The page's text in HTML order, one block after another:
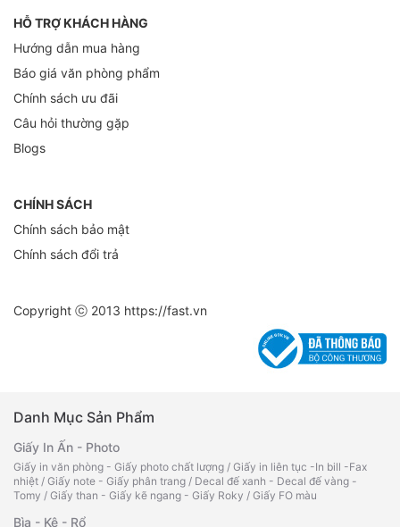
HỖ TRỢ KHÁCH HÀNG
Hướng dẫn mua hàng
Báo giá văn phòng phẩm
Chính sách ưu đãi
Câu hỏi thường gặp
Blogs
CHÍNH SÁCH
Chính sách bảo mật
Chính sách đổi trả
Copyright ⓒ 2013 https://fast.vn
Danh Mục Sản Phẩm
Giấy In Ấn - Photo
Giấy in văn phòng - Giấy photo chất lượng / Giấy in liên tục -In bill -Fax
nhiệt / Giấy note - Giấy phân trang / Decal đế xanh - Decal đế vàng -
Tomy / Giấy than - Giấy kẽ ngang - Giấy Roky / Giấy FO màu
Bìa - Kệ - Rổ